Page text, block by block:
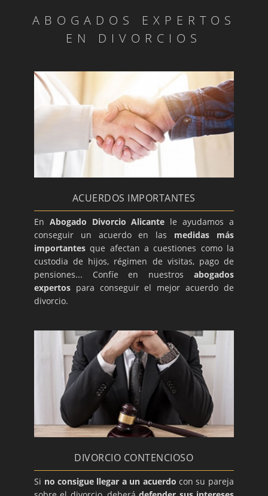
ABOGADOS EXPERTOS
EN DIVORCIOS
ACUERDOS IMPORTANTES
En Abogado Divorcio Alicante le ayudamos a
conseguir un acuerdo en las medidas más
importantesque afectan a cuestiones como la
custodia de hijos, régimen de visitas, pago de
pensiones... Confíe en nuestros abogados
expertos para conseguir el mejor acuerdo de
divorcio.
DIVORCIO CONTENCIOSO
Si no consigue llegar a un acuerdo con su pareja